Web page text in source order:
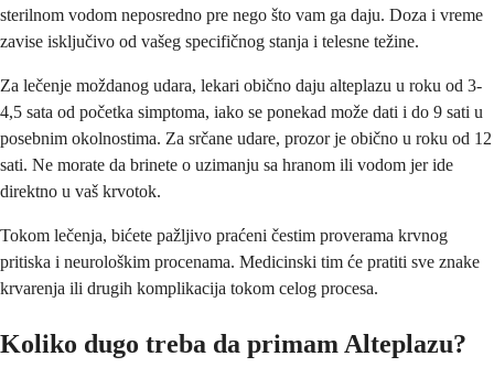
sterilnom vodom neposredno pre nego što vam ga daju. Doza i vreme
zavise isključivo od vašeg specifičnog stanja i telesne težine.
Za lečenje moždanog udara, lekari obično daju alteplazu u roku od 3-
4,5 sata od početka simptoma, iako se ponekad može dati i do 9 sati u
posebnim okolnostima. Za srčane udare, prozor je obično u roku od 12
sati. Ne morate da brinete o uzimanju sa hranom ili vodom jer ide
direktno u vaš krvotok.
Tokom lečenja, bićete pažljivo praćeni čestim proverama krvnog
pritiska i neurološkim procenama. Medicinski tim će pratiti sve znake
krvarenja ili drugih komplikacija tokom celog procesa.
Koliko dugo treba da primam Alteplazu?